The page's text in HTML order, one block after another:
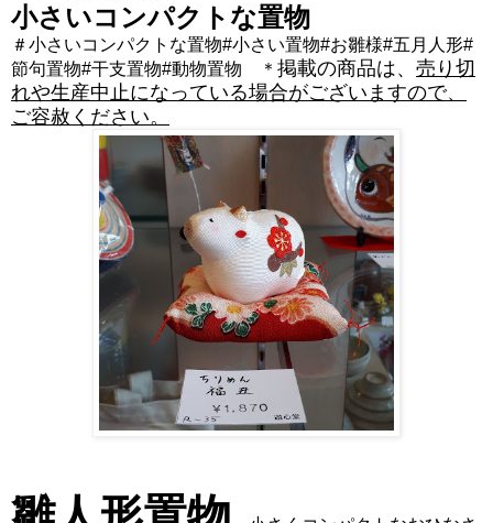
小さいコンパクトな置物
＃小さいコンパクトな置物#小さい置物#お雛様#五月人形#
節句置物#干支置物#動物置物 ＊ 掲載の商品は、 売り切
れや生産中止になっている場合がございますので、
ご容赦ください。